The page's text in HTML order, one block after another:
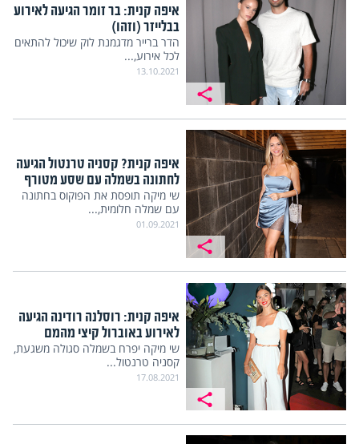
איפה קנית: בר זומר הגיעה לאירוע
בבלייזר (וזהו)
הדר ברייר מדגמנת לוק שיכול להתאים
לכל אירוע,...
13.10.2021
איפה קנית? קסניה טרנטול הגיעה
לחתונה בשמלה עם שסע מטורף
שי מיקה תופסת את הפוקוס בחתונה
עם שמלה חלומית,...
01.09.2021
איפה קנית: רוסלנה רודינה הגיעה
לאירוע באוברול קיצי מהמם
שי מיקה יפרח בשמלה סגולה משגעת,
קסניה טרנטול...
17.08.2021